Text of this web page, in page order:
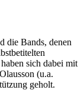
die Bands, denen
sich dabei mit
(u.a.
geholt.